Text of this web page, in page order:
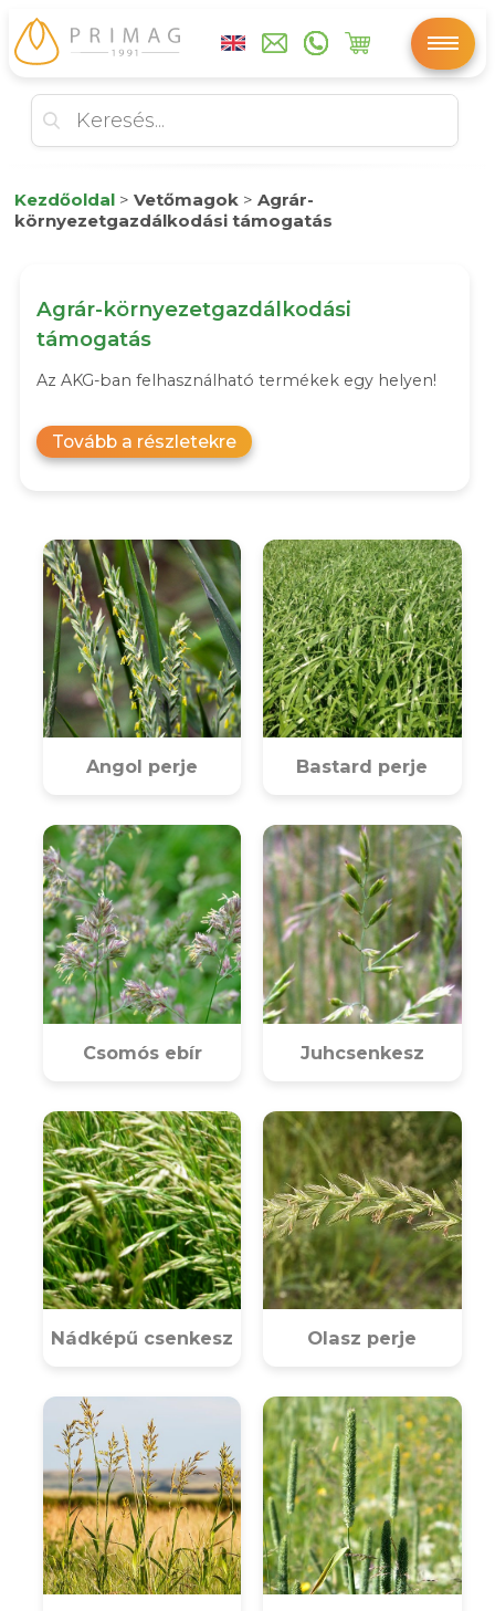
Kezdőoldal > Vetőmagok > Agrár-
környezetgazdálkodási támogatás
Agrár-környezetgazdálkodási
támogatás
Az AKG-ban felhasználható termékek egy helyen!
Tovább a részletekre
Angol perje Bastard perje
Csomós ebír Juhcsenkesz
Nádképű csenkesz Olasz perje